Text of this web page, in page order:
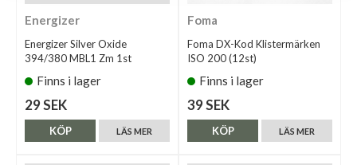
Energizer
Energizer Silver Oxide
394/380 MBL1 Zm 1st
Finns i lager
29 SEK
LÄS MER
KÖP
Foma
Foma DX-Kod Klistermärken
ISO 200 (12st)
Finns i lager
39 SEK
LÄS MER
KÖP